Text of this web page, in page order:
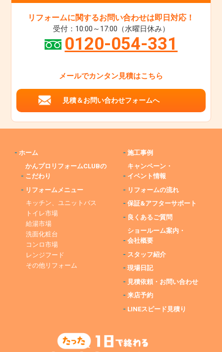
リフォームに関するお問い合わせは即日対応！
受付：10:00～17:00（水曜日休み）
0120-054-331
メールでカンタン見積はこちら
見積＆お問い合わせフォームへ
- ホーム
-
かんプロリフォームCLUBの
こだわり
- リフォームメニュー
キッチン、ユニットバス
トイレ市場
給湯市場
洗面化粧台
コンロ市場
レンジフード
その他リフォーム
-施工事例
-
キャンペーン・
イベント情報
- リフォームの流れ
-保証&アフターサポート
- 良くあるご質問
-
ショールーム案内・
会社概要
- スタッフ紹介
-現場日記
- 見積依頼・お問い合わせ
-来店予約
- LINEスピード見積り